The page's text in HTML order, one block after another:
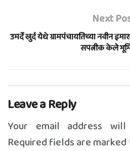
Next
उमर्दे खुर्द येथे ग्रामपंचायतिच्या नवीन
सपत्नीक केले
Leave a Reply
Your email address
Required fields are marked